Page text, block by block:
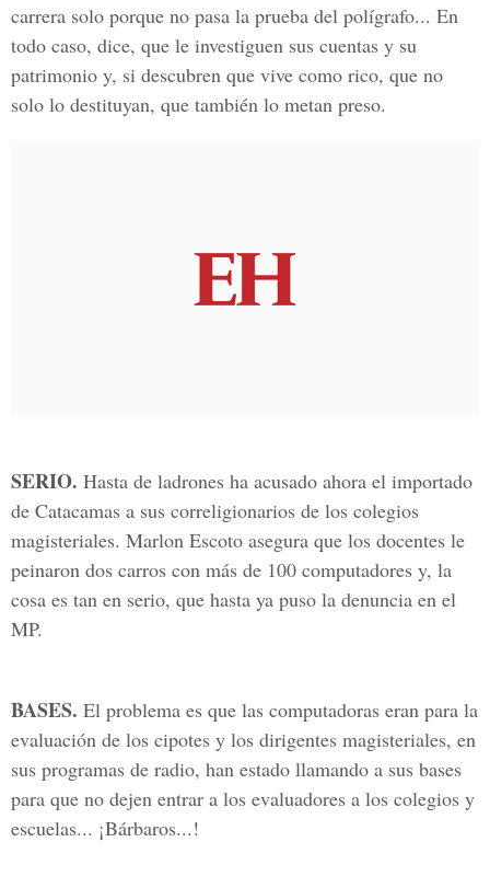
carrera solo porque no pasa la prueba del polígrafo... En
todo caso, dice, que le investiguen sus cuentas y su
patrimonio y, si descubren que vive como rico, que no
solo lo destituyan, que también lo metan preso.
SERIO. Hasta de ladrones ha acusado ahora el importado
de Catacamas a sus correligionarios de los colegios
magisteriales. Marlon Escoto asegura que los docentes le
peinaron dos carros con más de 100 computadores y, la
cosa es tan en serio, que hasta ya puso la denuncia en el
MP.
BASES. El problema es que las computadoras eran para la
evaluación de los cipotes y los dirigentes magisteriales, en
sus programas de radio, han estado llamando a sus bases
para que no dejen entrar a los evaluadores a los colegios y
escuelas... ¡Bárbaros...!